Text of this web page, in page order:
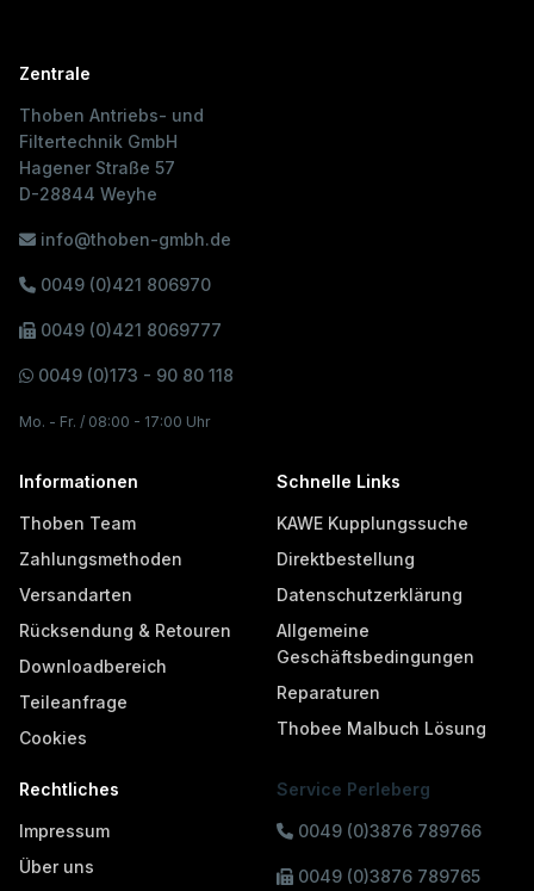
Zentrale
Thoben Antriebs- und
Filtertechnik GmbH
Hagener Straße 57
D-28844 Weyhe
info@thoben-gmbh.de
0049 (0)421 806970
0049 (0)421 8069777
0049 (0)173 - 90 80 118
Mo. - Fr. / 08:00 - 17:00 Uhr
Informationen
Thoben Team
Zahlungsmethoden
Versandarten
Rücksendung & Retouren
Downloadbereich
Teileanfrage
Cookies
Schnelle Links
KAWE Kupplungssuche
Direktbestellung
Datenschutzerklärung
Allgemeine
Geschäftsbedingungen
Reparaturen
Thobee Malbuch Lösung
Rechtliches
Impressum
Über uns
Service Perleberg
0049 (0)3876 789766
0049 (0)3876 789765